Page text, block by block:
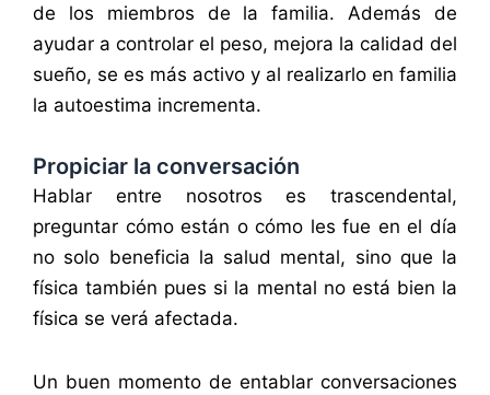
de los miembros de la familia. Además de
ayudar a controlar el peso, mejora la calidad del
sueño, se es más activo y al realizarlo en familia
la autoestima incrementa.
Propiciar la conversación
Hablar entre nosotros es trascendental,
preguntar cómo están o cómo les fue en el día
no solo beneficia la salud mental, sino que la
física también pues si la mental no está bien la
física se verá afectada.
Un buen momento de entablar conversaciones